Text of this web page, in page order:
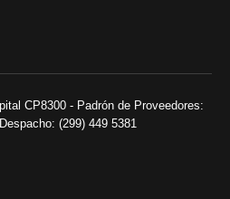
CP8300 - Padrón de Proveedores:
(299) 449 5381